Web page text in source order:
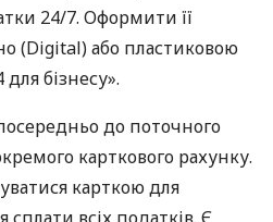
24/7. Оформити її
(Digital) або пластиковою
бізнесу».
до поточного
карткового рахунку.
карткою для